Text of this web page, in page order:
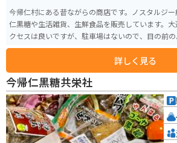
今帰仁村にある昔ながらの商店です。ノスタルジ
仁黒糖や生活雑貨、生鮮食品を販売しています。
クセスは良いですが、駐車場はないので、目の前
とになります。
詳しく見る
今帰仁黒糖共栄社